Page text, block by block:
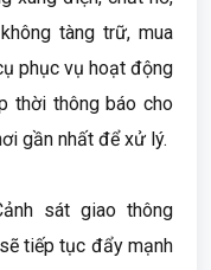
tàng trữ, mua
phục vụ hoạt động
thời thông báo cho
gần nhất để xử lý.
sát giao thông
tiếp tục đẩy mạnh